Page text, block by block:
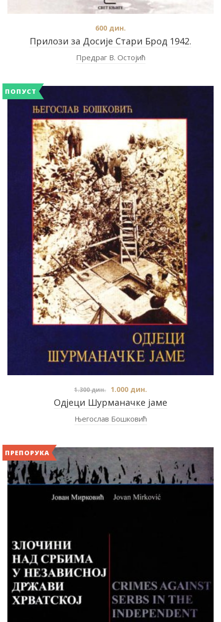
Прилози за Досије Стари Брод 1942.
600 дин.
Предраг В. Остојић
ПОПУСТ
Одјеци Шурманачке јаме
1.300дин. 1.000 дин.
Његослав Бошковић
ПРЕПОРУКА